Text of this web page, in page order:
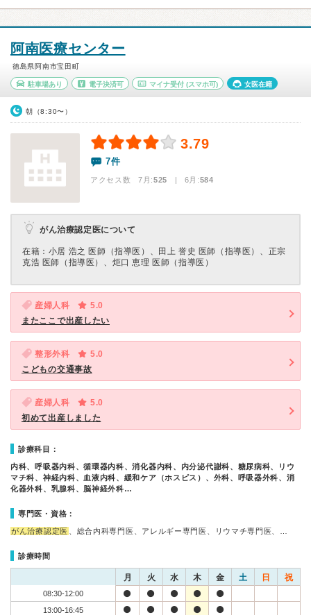
阿南医療センター
徳島県阿南市宝田町
駐車場あり 電子決済可 マイナ受付 (スマホ可) 女医在籍
朝（8:30〜）
3.79
7件
アクセス数 7月:525 | 6月:584
がん治療認定医について
在籍：⼩居 浩之 医師（指導医）、⽥上 誉史 医師（指導医）、正宗
克浩 医師（指導医）、炬⼝ 恵理 医師（指導医）
産婦人科
5.0
またここで出産したい
整形外科
5.0
こどもの交通事故
産婦人科
5.0
初めて出産しました
診療科目：
内科、呼吸器内科、循環器内科、消化器内科、内分泌代謝科、糖尿病科、リウ
マチ科、神経内科、血液内科、緩和ケア（ホスピス）、外科、呼吸器外科、消
化器外科、乳腺科、脳神経外科…
専門医・資格：
がん治療認定医 、総合内科専門医、アレルギー専門医、リウマチ専門医、…
診療時間
月 火 水 木 金 土 日 祝
08:30-12:00
13:00-16:45